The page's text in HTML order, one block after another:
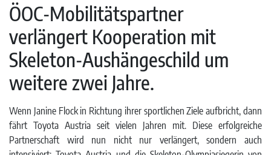
ÖOC-Mobilitätspartner
verlängert Kooperation mit
Skeleton-Aushängeschild um
weitere zwei Jahre.
Wenn Janine Flock in Richtung ihrer sportlichen Ziele aufbricht, dann
fährt Toyota Austria seit vielen Jahren mit. Diese erfolgreiche
Partnerschaft wird nun nicht nur verlängert, sondern auch